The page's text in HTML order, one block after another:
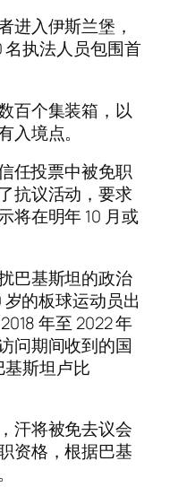
进入伊斯兰堡，
执法人员包围首
百个集装箱，以
入境点。
任投票中被免职
抗议活动，要求
将在明年 10 月或
巴基斯坦的政治
的板球运动员出
年至 2022 年
问期间收到的国
基斯坦卢比
汗将被免去议会
资格，根据巴基